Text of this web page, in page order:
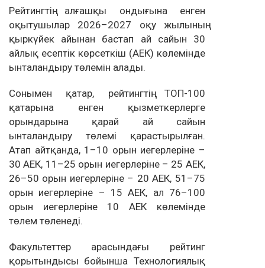
Рейтингтің алғашқы ондығына енген
оқытушылар 2026–2027 оқу жылының
қыркүйек айынан бастап ай сайын 30
айлық есептік көрсеткіш (АЕК) көлемінде
ынталандыру төлемін алады.
Сонымен қатар, рейтингтің ТОП-100
қатарына енген қызметкерлерге
орындарына қарай ай сайын
ынталандыру төлемі қарастырылған.
Атап айтқанда, 1–10 орын иегерлеріне –
30 АЕК, 11–25 орын иегерлеріне – 25 АЕК,
26–50 орын иегерлеріне – 20 АЕК, 51–75
орын иегерлеріне – 15 АЕК, ал 76–100
орын иегерлеріне 10 АЕК көлемінде
төлем төленеді.
Факультеттер арасындағы рейтинг
қорытындысы бойынша Технологиялық